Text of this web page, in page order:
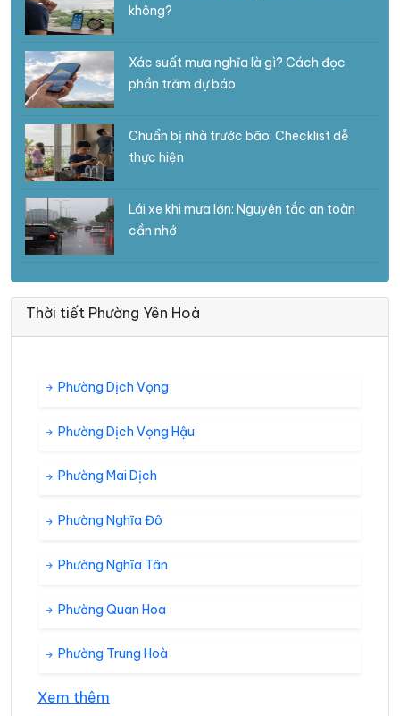
không?
Xác suất mưa nghĩa là gì? Cách đọc
phần trăm dự báo
Chuẩn bị nhà trước bão: Checklist dễ
thực hiện
Lái xe khi mưa lớn: Nguyên tắc an toàn
cần nhớ
Thời tiết Phường Yên Hoà
Phường Dịch Vọng
Phường Dịch Vọng Hậu
Phường Mai Dịch
Phường Nghĩa Đô
Phường Nghĩa Tân
Phường Quan Hoa
Phường Trung Hoà
Xem thêm